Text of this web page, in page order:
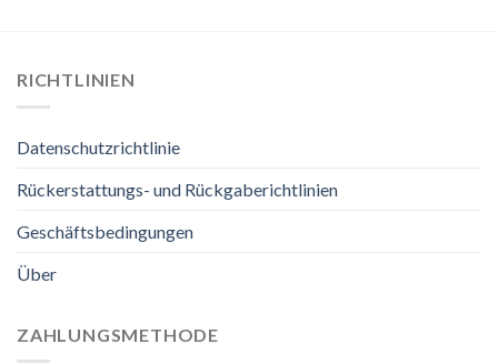
RICHTLINIEN
Datenschutzrichtlinie
Rückerstattungs- und Rückgaberichtlinien
Geschäftsbedingungen
Über
ZAHLUNGSMETHODE